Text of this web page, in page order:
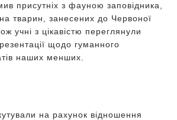
присутніх з фауною заповідника,
тварин, занесених до Червоної
учні з цікавістю переглянули
щодо гуманного
наших менших.
на рахунок відношення